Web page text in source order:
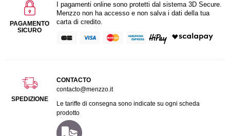
PAGAMENTO
SICURO
I pagamenti online sono protetti dal sistema 3D Secure.
Menzzo non ha accesso e non salva i dati della tua
carta di credito.
SPEDIZIONE
CONTACTO
contacto@menzzo.it
Le tariffe di consegna sono indicate su ogni scheda
prodotto